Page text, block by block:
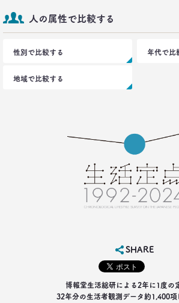
2017.03.02
スマホ時代の「偶然」との出会い
十河瑠璃
家族の誕生日祝い、大躍進！
博報堂 こそだて家族研究所
生活定点から見えてくる、｢新し
安並まりや
人の属性で比較する
性別で比較する 年代で比
地域で比較する
SHARE
博報堂生活総研による2年に1度の
32年分の生活者観測データ約1,400項